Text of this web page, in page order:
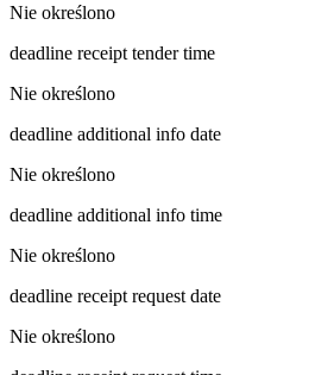
Nie określono
deadline receipt tender time
Nie określono
deadline additional info date
Nie określono
deadline additional info time
Nie określono
deadline receipt request date
Nie określono